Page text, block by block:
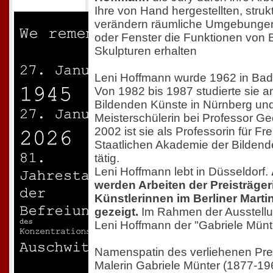
Ihre von Hand hergestellten,
verändern räumliche
oder Fenster die Funktionen von
Skulpturen erhalten
Leni Hoffmann wurde 1962 in
Von 1982 bis 1987 studierte sie
Bildenden Künste in Nürnberg
Meisterschülerin bei Professor
2002 ist sie als Professorin für
Staatlichen Akademie der
tätig.
Leni Hoffmann lebt in Düsseldorf.
werden Arbeiten der
Künstlerinnen im Berliner
gezeigt. Im Rahmen der
Leni Hoffmann der "Gabriele
Namenspatin des verliehenen
Malerin Gabriele Münter (1877-